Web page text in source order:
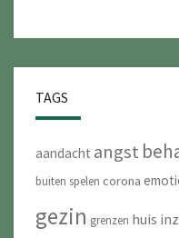
TAGS
aandacht angst
buiten spelen corona
gezin grenzen huis